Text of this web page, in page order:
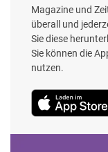
Magazine und
überall und
Sie diese
Sie können die
nutzen.